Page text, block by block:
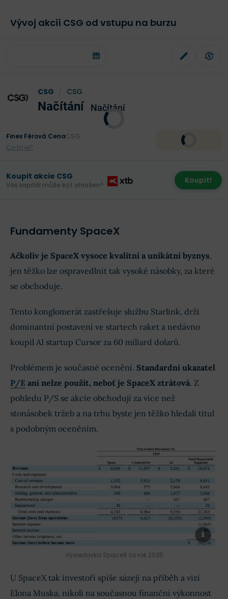
Vývoj akcií CSG od vstupu na burzu
CSG CSG
Načítání Načítání
Finex Férová CenaCSG
Co to je?
Koupit akcie CSG
Váš kapitál může být ohrožen* Koupit!
Fundamenty SpaceX
Ačkoliv je SpaceX vysoce kvalitní a unikátní byznys,
jen těžko lze ospravedlnit tak vysoké násobky, za které
se obchoduje.
Tento konglomerát zastřešuje službu Starlink, drží
dominantní postavení ve startech raket a nedávno
koupil AI startup Cursor za 60 miliard dolarů.
Problémem je současné ocenění. Standardní ukazatel
P/E ani nelze použít, neboť je SpaceX ztrátová. Z
pohledu P/S se akcie obchodují za více než
stonásobek tržeb a na trhu byste jen těžko hledali titul
s podobným oceněním.
Výsledovka SpaceX za rok 2025
U SpaceX tak investoři spíše sázejí na příběh a vizi
Elona Muska, nikoli na současnou finanční výkonnost